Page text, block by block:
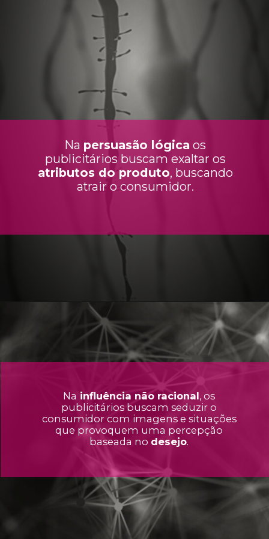
Na persuasão lógica os
publicitários buscam exaltar os
atributos do produto, buscando
atrair o consumidor.
Na influência não racional, os
publicitários buscam seduzir o
consumidor com imagens e situações
que provoquem uma percepção
baseada no desejo.